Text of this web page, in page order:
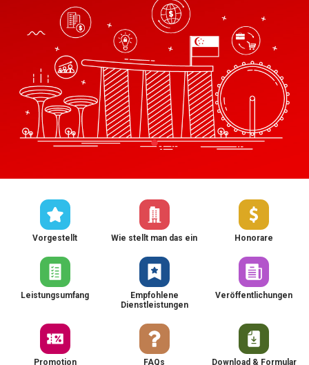
Vorgestellt Wie stellt man das ein Honorare
Leistungsumfang
Empfohlene
Dienstleistungen
Veröffentlichungen
Promotion FAQs Download & Formular